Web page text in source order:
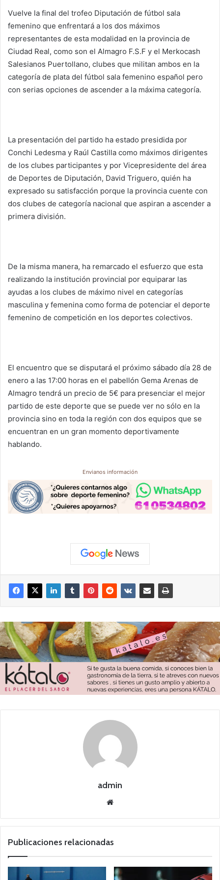
Vuelve la final del trofeo Diputación de fútbol sala
femenino que enfrentará a los dos máximos
representantes de esta modalidad en la provincia de
Ciudad Real, como son el Almagro F.S.F y el Merkocash
Salesianos Puertollano, clubes que militan ambos en la
categoría de plata del fútbol sala femenino español pero
con serias opciones de ascender a la máxima categoría.
La presentación del partido ha estado presidida por
Conchi Ledesma y Raúl Castilla como máximos dirigentes
de los clubes participantes y por Vicepresidente del área
de Deportes de Diputación, David Triguero, quién ha
expresado su satisfacción porque la provincia cuente con
dos clubes de categoría nacional que aspiran a ascender a
primera división.
De la misma manera, ha remarcado el esfuerzo que esta
realizando la institución provincial por equiparar las
ayudas a los clubes de máximo nivel en categorías
masculina y femenina como forma de potenciar el deporte
femenino de competición en los deportes colectivos.
El encuentro que se disputará el próximo sábado día 28 de
enero a las 17:00 horas en el pabellón Gema Arenas de
Almagro tendrá un precio de 5€ para presenciar el mejor
partido de este deporte que se puede ver no sólo en la
provincia sino en toda la región con dos equipos que se
encuentran en un gran momento deportivamente
hablando.
Envianos información
admin
we
Publicaciones relacionadas